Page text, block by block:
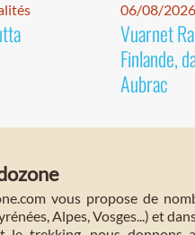
06/08/
Vuarnet
Finlande,
Aubrac
vous propose de
Alpes, Vosges...) et